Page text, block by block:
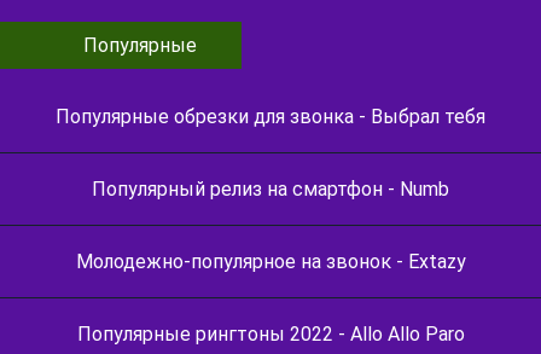
Популярные
Популярные обрезки для звонка - Выбрал тебя
Популярный релиз на смартфон - Numb
Молодежно-популярное на звонок - Extazy
Популярные рингтоны 2022 - Allo Allo Paro